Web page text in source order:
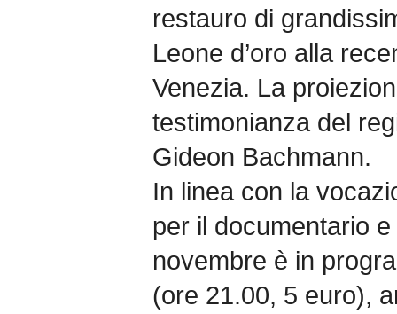
restauro di
Leone d’oro alla
Venezia. La
testimonianza del
Gideon Bachmann.
In linea con la
per il documentario
novembre è in
(ore 21.00, 5 euro),